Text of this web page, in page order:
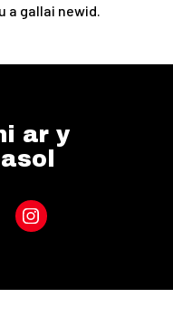
a gallai newid.
ar y
Instagram